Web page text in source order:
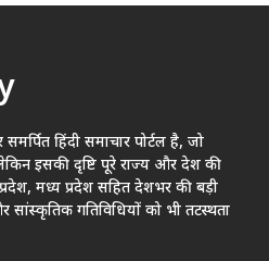
हिंदी समाचार पोर्टल है, जो
इसकी दृष्टि पूरे राज्य और देश की
मध्य प्रदेश सहित देशभर की बड़ी
गतिविधियों को भी तटस्थता